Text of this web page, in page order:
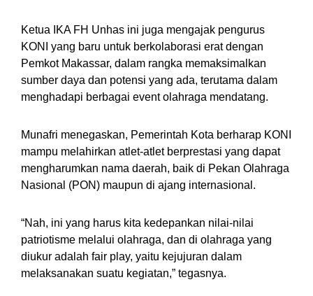
Ketua IKA FH Unhas ini juga mengajak pengurus
KONI yang baru untuk berkolaborasi erat dengan
Pemkot Makassar, dalam rangka memaksimalkan
sumber daya dan potensi yang ada, terutama dalam
menghadapi berbagai event olahraga mendatang.
Munafri menegaskan, Pemerintah Kota berharap KONI
mampu melahirkan atlet-atlet berprestasi yang dapat
mengharumkan nama daerah, baik di Pekan Olahraga
Nasional (PON) maupun di ajang internasional.
“Nah, ini yang harus kita kedepankan nilai-nilai
patriotisme melalui olahraga, dan di olahraga yang
diukur adalah fair play, yaitu kejujuran dalam
melaksanakan suatu kegiatan,” tegasnya.